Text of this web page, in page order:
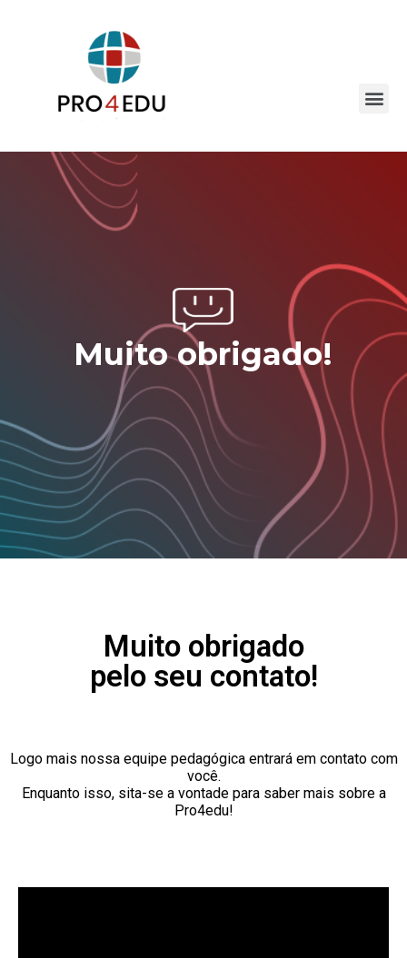
Muito obrigado
pelo seu contato!
Logo mais nossa equipe pedagógica entrará em contato com
você.
Enquanto isso, sita-se a vontade para saber mais sobre a
Pro4edu!